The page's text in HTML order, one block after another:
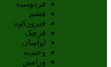
فردوسیه
فشم
فیروزکوه
قرچک
لواسان
وحیدیه
ورامین